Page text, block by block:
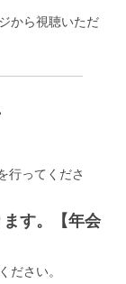
から視聴いただ
行ってくださ
す。【年会
ださい。